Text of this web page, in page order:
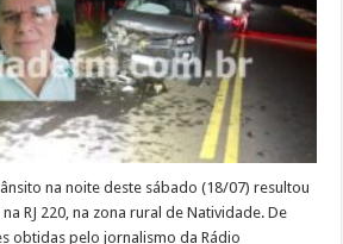
na
RJ
220,
Natividade
na noite deste sábado (18/07) resultou
RJ 220, na zona rural de Natividade. De
obtidas pelo jornalismo da Rádio